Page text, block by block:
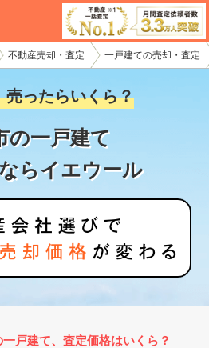
不動産売却・査定 一戸建ての売却・査定
売ったらいくら？
の一戸建て
らイエウール
一戸建て、査定価格はいくら？
産会社様